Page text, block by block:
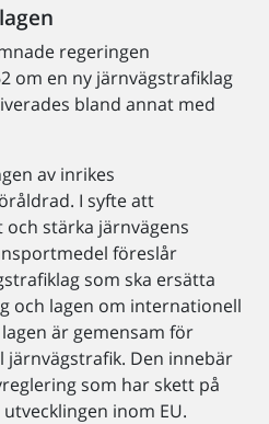
regeringen
om en ny järnvägstrafiklag
bland annat med
av inrikes
I syfte att
stärka järnvägens
föreslår
som ska ersätta
och lagen om internationell
är gemensam för
Den innebär
som har skett på
inom EU.